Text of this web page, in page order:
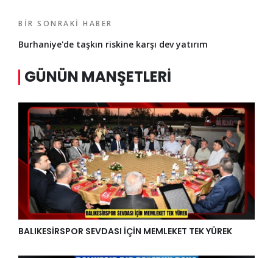
BIR SONRAKI HABER
Burhaniye'de taşkın riskine karşı dev yatırım
GÜNÜN MANŞETLERI
BALIKESİRSPOR SEVDASI İÇİN MEMLEKET TEK YÜREK